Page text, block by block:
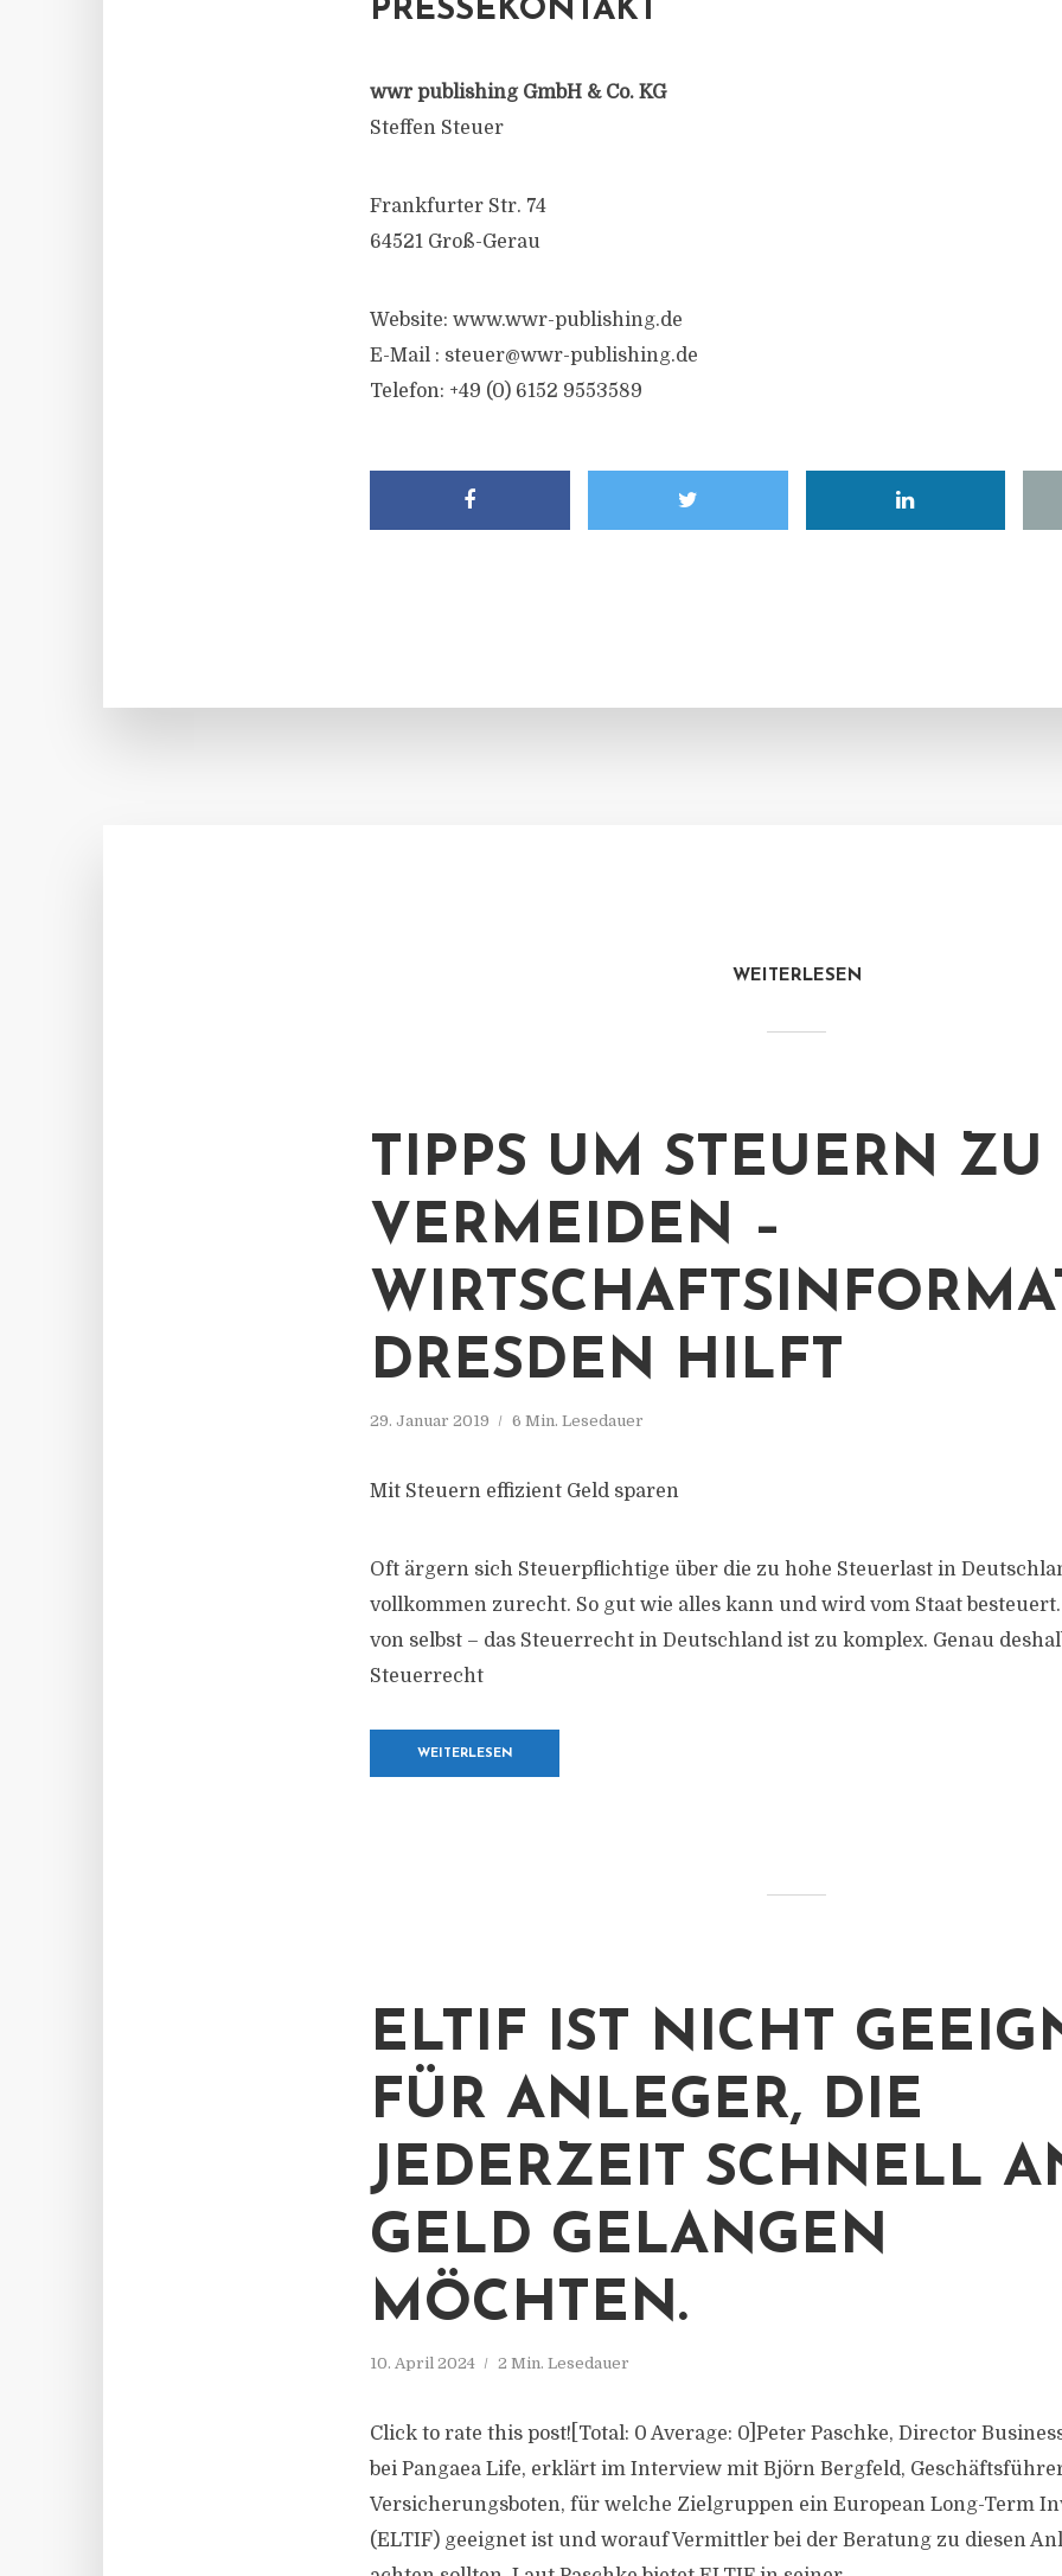
PRESSEKONTAKT
wwr publishing GmbH & Co. KG
Steffen Steuer
Frankfurter Str. 74
64521 Groß-Gerau
Website: www.wwr-publishing.de
E-Mail : steuer@wwr-publishing.de
Telefon: +49 (0) 6152 9553589
WEITERLESEN
TIPPS UM STEUERN ZU
VERMEIDEN –
DRESDEN HILFT
29. Januar 2019 6 Min. Lesedauer
Mit Steuern effizient Geld sparen
Oft ärgern sich Steuerpflichtige über die zu hohe Steuerlast in
vollkommen zurecht. So gut wie alles kann und wird vom Staat
von selbst – das Steuerrecht in Deutschland ist zu komplex. Genau
Steuerrecht
WEITERLESEN
ELTIF IST NICHT
FÜR ANLEGER, DIE
JEDERZEIT SCHNELL
GELD GELANGEN
MÖCHTEN.
10. April 2024 2 Min. Lesedauer
Click to rate this post![Total: 0 Average: 0]Peter Paschke, Director
bei Pangaea Life, erklärt im Interview mit Björn Bergfeld,
Versicherungsboten, für welche Zielgruppen ein European Long-Term
(ELTIF) geeignet ist und worauf Vermittler bei der Beratung zu diesen